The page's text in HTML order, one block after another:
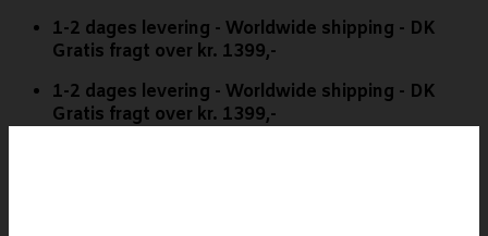
Fortsæt1-2 dages levering - Worldwide shipping - DK
Gratis fragt over kr. 1399,-
1-2 dages levering - Worldwide shipping - DK
Gratis fragt over kr. 1399,-